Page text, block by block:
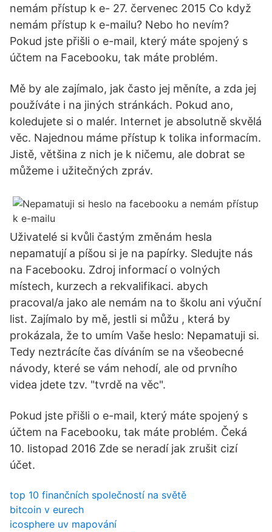
nemám přístup k e- 27. červenec 2015 Co když
nemám přístup k e-mailu? Nebo ho nevím?
Pokud jste přišli o e-mail, který máte spojený s
účtem na Facebooku, tak máte problém.
Mě by ale zajímalo, jak často jej měníte, a zda jej
používáte i na jiných stránkách. Pokud ano,
koledujete si o malér. Internet je absolutně skvělá
věc. Najednou máme přístup k tolika informacím.
Jistě, většina z nich je k ničemu, ale dobrat se
můžeme i užitečných zpráv.
Uživatelé si kvůli častým změnám hesla
nepamatují a píšou si je na papírky. Sledujte nás
na Facebooku. Zdroj informací o volných
místech, kurzech a rekvalifikaci. abych
pracoval/a jako ale nemám na to školu ani výuční
list. Zajímalo by mě, jestli si můžu , která by
prokázala, že to umím Vaše heslo: Nepamatuji si.
Tedy neztrácíte čas díváním se na všeobecné
návody, které se vám nehodí, ale od prvního
videa jdete tzv. "tvrdě na věc".
Pokud jste přišli o e-mail, který máte spojený s
účtem na Facebooku, tak máte problém. Čeká
10. listopad 2016 Zde se neradí jak zrušit cizí
účet.
top 10 finančních společností na světě
bitcoin v eurech
icosphere uv mapování